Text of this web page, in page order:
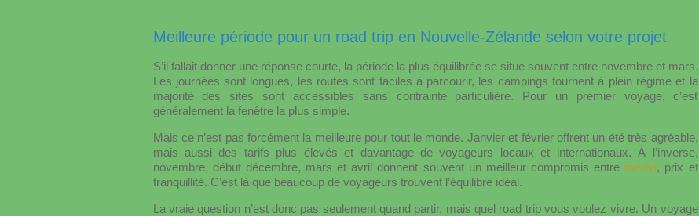
Meilleure période pour un road trip en Nouvelle-Zélande selon votre projet
S’il fallait donner une réponse courte, la période la plus équilibrée se situe souvent entre novembre et mars.
Les journées sont longues, les routes sont faciles à parcourir, les campings tournent à plein régime et la
majorité des sites sont accessibles sans contrainte particulière. Pour un premier voyage, c’est
généralement la fenêtre la plus simple.
Mais ce n’est pas forcément la meilleure pour tout le monde. Janvier et février offrent un été très agréable,
mais aussi des tarifs plus élevés et davantage de voyageurs locaux et internationaux. À l’inverse,
novembre, début décembre, mars et avril donnent souvent un meilleur compromis entre météo, prix et
tranquillité. C’est là que beaucoup de voyageurs trouvent l’équilibre idéal.
La vraie question n’est donc pas seulement quand partir, mais quel road trip vous voulez vivre. Un voyage